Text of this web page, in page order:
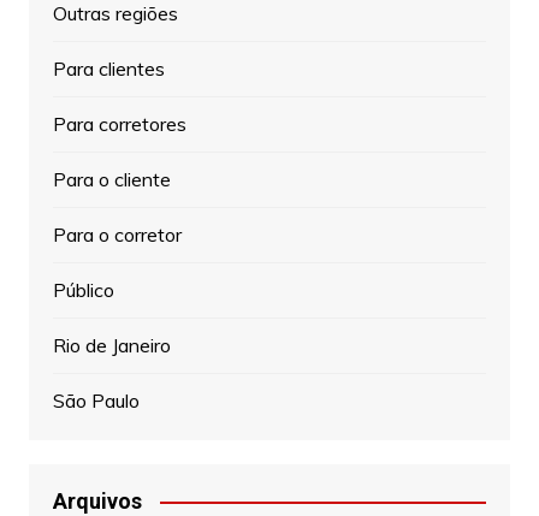
Outras regiões
Para clientes
Para corretores
Para o cliente
Para o corretor
Público
Rio de Janeiro
São Paulo
Arquivos